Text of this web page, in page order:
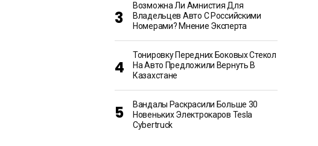
Возможна Ли Амнистия Для
Владельцев Авто С Российскими
Номерами? Мнение Эксперта
Тонировку Передних Боковых Стекол
На Авто Предложили Вернуть В
Казахстане
Вандалы Раскрасили Больше 30
Новеньких Электрокаров Tesla
Cybertruck